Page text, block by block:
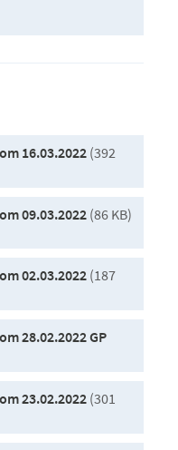
16.03.2022(392
09.03.2022(86 KB)
02.03.2022(187
28.02.2022 GP
23.02.2022(301